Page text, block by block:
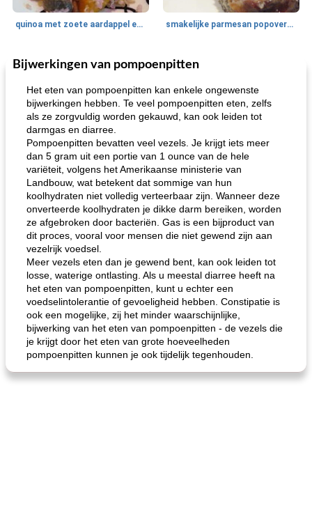
quinoa met zoete aardappel en champignons smakelijke parmesan popovers (gezonder!)
40min
One Dish Meal
gemakkelijke rijst en hamburger een gerecht diner
Soepen, stoofschotels en Chili
Bijwerkingen van pompoenpitten
Het eten van pompoenpitten kan enkele ongewenste
bijwerkingen hebben. Te veel pompoenpitten eten, zelfs
als ze zorgvuldig worden gekauwd, kan ook leiden tot
darmgas en diarree.
Pompoenpitten bevatten veel vezels. Je krijgt iets meer
dan 5 gram uit een portie van 1 ounce van de hele
variëteit, volgens het Amerikaanse ministerie van
Landbouw, wat betekent dat sommige van hun
koolhydraten niet volledig verteerbaar zijn. Wanneer deze
onverteerde koolhydraten je dikke darm bereiken, worden
ze afgebroken door bacteriën. Gas is een bijproduct van
dit proces, vooral voor mensen die niet gewend zijn aan
vezelrijk voedsel.
Meer vezels eten dan je gewend bent, kan ook leiden tot
losse, waterige ontlasting. Als u meestal diarree heeft na
het eten van pompoenpitten, kunt u echter een
voedselintolerantie of gevoeligheid hebben. Constipatie is
ook een mogelijke, zij het minder waarschijnlijke,
bijwerking van het eten van pompoenpitten - de vezels die
je krijgt door het eten van grote hoeveelheden
pompoenpitten kunnen je ook tijdelijk tegenhouden.